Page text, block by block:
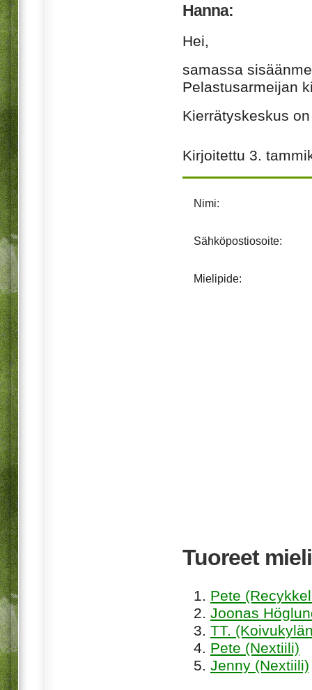
Hanna:
Hei,
samassa
Pelastusarmeijan
Kierrätyskeskus
Kirjoitettu 3.
Nimi:
Sähköpostiosoite:
Mielipide:
Tuoreet
Pete
Joonas
TT.
Pete (Nextiili)
Jenny (Nextiili)